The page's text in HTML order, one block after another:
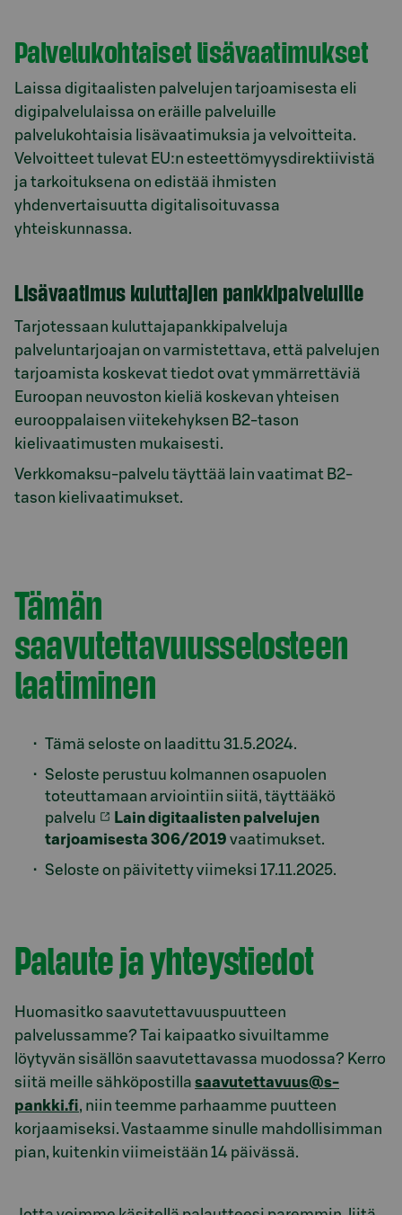
Palvelukohtaiset lisävaatimukset
Laissa digitaalisten palvelujen tarjoamisesta eli
digipalvelulaissa on eräille palveluille
palvelukohtaisia lisävaatimuksia ja velvoitteita.
Velvoitteet tulevat EU:n esteettömyysdirektiivistä
ja tarkoituksena on edistää ihmisten
yhdenvertaisuutta digitalisoituvassa
yhteiskunnassa.
Lisävaatimus kuluttajien pankkipalveluille
Tarjotessaan kuluttajapankkipalveluja
palveluntarjoajan on varmistettava, että palvelujen
tarjoamista koskevat tiedot ovat ymmärrettäviä
Euroopan neuvoston kieliä koskevan yhteisen
eurooppalaisen viitekehyksen B2-tason
kielivaatimusten mukaisesti.
Verkkomaksu-palvelu täyttää lain vaatimat B2-
tason kielivaatimukset.
Tämän
saavutettavuusselosteen
laatiminen
Tämä seloste on laadittu 31.5.2024.
Seloste perustuu kolmannen osapuolen
toteuttamaan arviointiin siitä, täyttääkö
palvelu
Lain digitaalisten palvelujen
tarjoamisesta 306/2019 vaatimukset.
Seloste on päivitetty viimeksi 17.11.2025.
Palaute ja yhteystiedot
Huomasitko saavutettavuuspuutteen
palvelussamme? Tai kaipaatko sivuiltamme
löytyvän sisällön saavutettavassa muodossa? Kerro
siitä meille sähköpostilla saavutettavuus@s-
pankki.fi, niin teemme parhaamme puutteen
korjaamiseksi. Vastaamme sinulle mahdollisimman
pian, kuitenkin viimeistään 14 päivässä.